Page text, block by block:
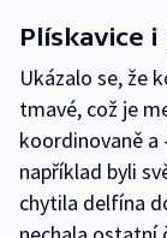
Plískavice
Ukázalo se, že
tmavé, což je
koordinovaně a
například byli
chytila delfína